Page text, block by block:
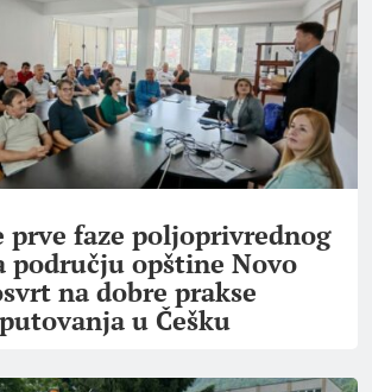
prve faze poljoprivrednog
području opštine Novo
na dobre prakse
u Češku